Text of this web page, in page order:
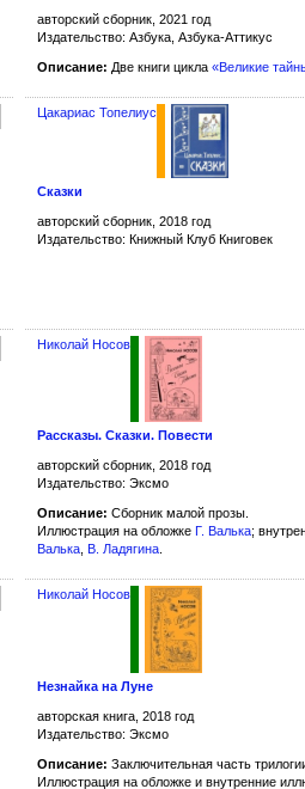
авторский сборник, 2021 год
Издательство: Азбука, Азбука-Аттикус
Описание: Две книги цикла«Великие
Цакариас Топелиус
Сказки
авторский сборник, 2018 год
Издательство: Книжный Клуб Книговек
Николай Носов
Рассказы. Сказки. Повести
авторский сборник, 2018 год
Издательство: Эксмо
Описание: Сборник малой прозы.
Иллюстрация на обложке Г. Валька;
Валька В. Ладягина
Николай Носов
Незнайка на Луне
авторская книга, 2018 год
Издательство: Эксмо
Описание: Заключительная часть
Иллюстрация на обложке и внутренние